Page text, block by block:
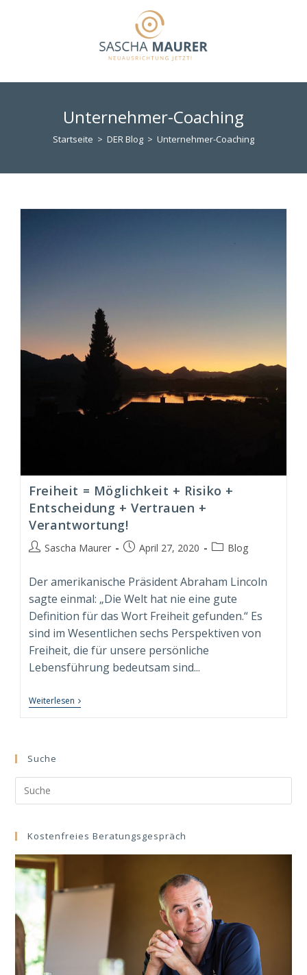
Unternehmer-Coaching
Startseite > DER Blog > Unternehmer-Coaching
Freiheit = Möglichkeit + Risiko +
Entscheidung + Vertrauen +
Verantwortung!
Beitrags-
Sascha Maurer
BeitragApril 27, 2020
Beitrags-
Blog
Der amerikanische Präsident Abraham Lincoln
sagte einmal: „Die Welt hat nie eine gute
Definition für das Wort Freiheit gefunden.“ Es
sind im Wesentlichen sechs Perspektiven von
Freiheit, die für unsere persönliche
Lebensführung bedeutsam sind...
Weiterlesen Freiheit
=
+
Suche
Search
this
Kostenfreies Beratungsgespräch